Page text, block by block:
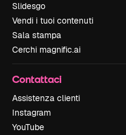
Slidesgo
Vendi i tuoi contenuti
Sala stampa
Cerchi magnific.ai
Contattaci
Assistenza clienti
Instagram
YouTube